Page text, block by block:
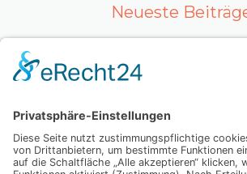
Neueste
Luxuriöses Haarvolumen ohne
Mit Ausstrahlung und
Wenn Abschiednehmen zur
Was Sie wirklich wissen